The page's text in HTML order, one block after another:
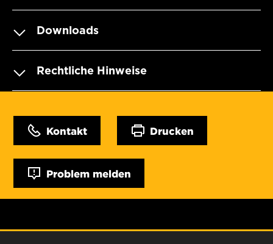
Downloads
Rechtliche Hinweise
Kontakt Drucken
Problem melden